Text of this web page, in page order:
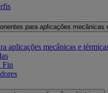
para aplicações mecânicas
aplicações mecânicas e
Fin